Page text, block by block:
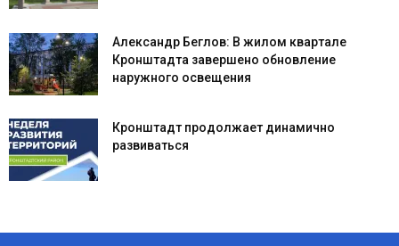
Александр Беглов: В жилом квартале
Кронштадта завершено обновление
наружного освещения
Кронштадт продолжает динамично
развиваться